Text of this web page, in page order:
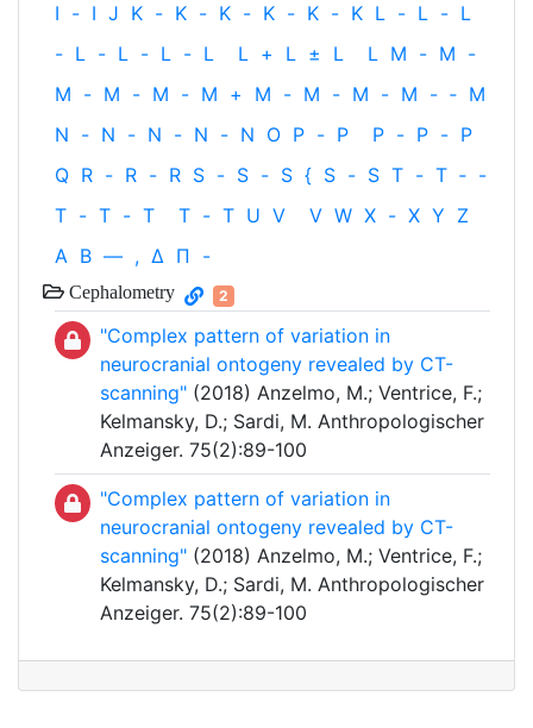
I - I J K - K - K - K - K - K L - L - L
- L - L - L - L L + L ± L L M - M -
M - M - M - M + M - M - M - M - ‐ M
N - N - N - N - N O P - P P - P - P
Q R - R - R S - S - S { S - S T - T ‐ -
T - T - T T - T U V V W X - X Y Z
Α Β — , Δ Π -
Cephalometry 2
"Complex pattern of variation in
neurocranial ontogeny revealed by CT-
scanning" (2018) Anzelmo, M.; Ventrice, F.;
Kelmansky, D.; Sardi, M. Anthropologischer
Anzeiger. 75(2):89-100
"Complex pattern of variation in
neurocranial ontogeny revealed by CT-
scanning" (2018) Anzelmo, M.; Ventrice, F.;
Kelmansky, D.; Sardi, M. Anthropologischer
Anzeiger. 75(2):89-100